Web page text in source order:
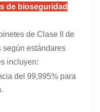
de bioseguridad
de Clase II de
según estándares
incluyen:
del 99,995% para